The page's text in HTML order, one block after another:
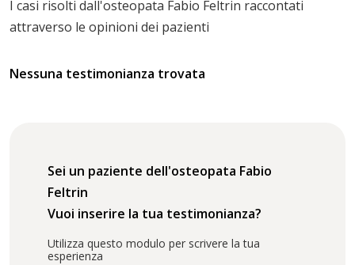
I casi risolti dall'osteopata Fabio Feltrin raccontati
attraverso le opinioni dei pazienti
Nessuna testimonianza trovata
Sei un paziente dell'osteopata Fabio
Feltrin
Vuoi inserire la tua testimonianza?
Utilizza questo modulo per scrivere la tua
esperienza